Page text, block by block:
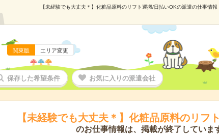
【未経験でも大丈夫＊】化粧品原料のリフト運搬/日払いOKの派遣の仕事
関東版 エリア変更
保存した希望条件 お気に入りの派遣会社
【未経験でも大丈夫＊】化粧品原料のリフ
のお仕事情報は、掲載が終了していま